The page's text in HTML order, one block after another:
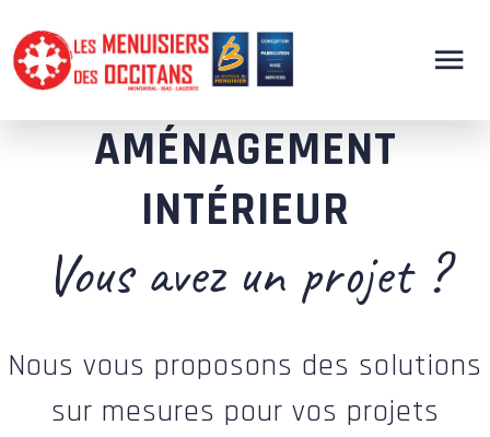
AMÉNAGEMENT
INTÉRIEUR
Vous avez un projet ?
Nous vous proposons des solutions
sur mesures pour vos projets